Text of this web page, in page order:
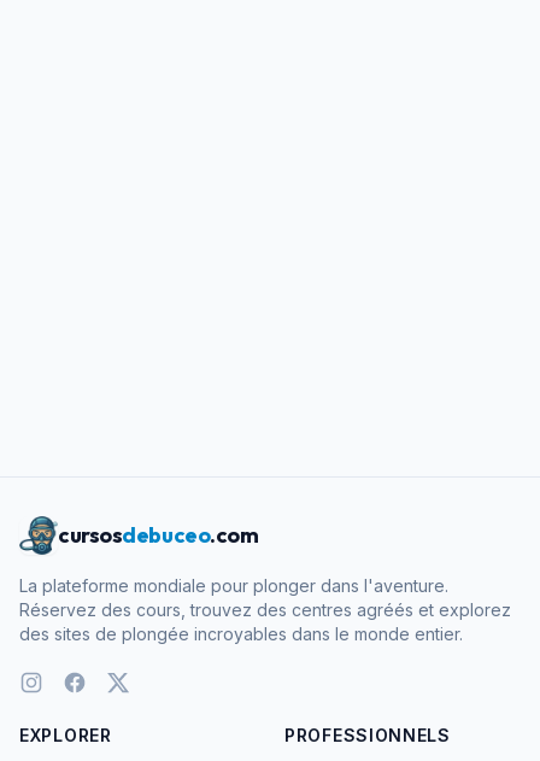
cursosdebuceo.com
La plateforme mondiale pour plonger dans l'aventure.
Réservez des cours, trouvez des centres agréés et explorez
des sites de plongée incroyables dans le monde entier.
EXPLORER PROFESSIONNELS